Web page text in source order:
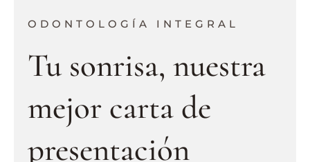
ODONTOLOGÍA INTEGRAL
Tu sonrisa, nuestra
mejor carta de
presentación